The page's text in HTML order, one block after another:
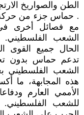
الطن والصواريخ
. حماس جزء من حركة
مع فصائل أخرى
الشعب
الحال جميع القوى
تدعم حماس بدون
الشعب الفلسطيني
هذه المجابهة، ما
الأممي العارم
للشعب الفلسطيني.